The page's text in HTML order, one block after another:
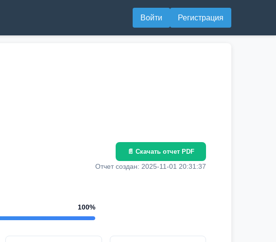
Войти Регистрация
100%
📄 Скачать отчет PDF
Отчет создан: 2025-11-01 20:31:37